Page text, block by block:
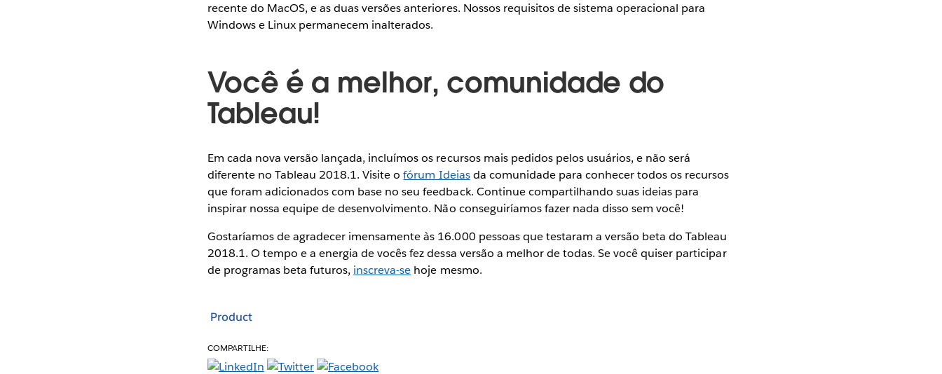
recente do MacOS, e as duas versões anteriores. Nossos requisitos de sistema operacional para
Windows e Linux permanecem inalterados.
Você é a melhor, comunidade do
Tableau!
Em cada nova versão lançada, incluímos os recursos mais pedidos pelos usuários, e não será
diferente no Tableau 2018.1. Visite ofórum Ideiasda comunidade para conhecer todos os recursos
que foram adicionados com base no seu feedback. Continue compartilhando suas ideias para
inspirar nossa equipe de desenvolvimento. Não conseguiríamos fazer nada disso sem você!
Gostaríamos de agradecer imensamente às 16.000 pessoas que testaram a versão beta do Tableau
2018.1. O tempo e a energia de vocês fez dessa versão a melhor de todas. Se você quiser participar
de programas beta futuros, inscreva-se hoje mesmo.
Product
COMPARTILHE: